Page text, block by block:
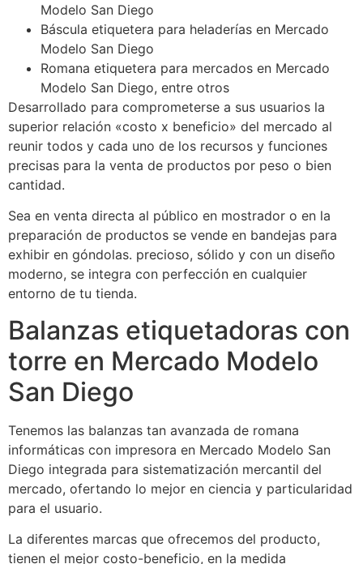
Modelo San Diego
Báscula etiquetera para heladerías en Mercado
Modelo San Diego
Romana etiquetera para mercados en Mercado
Modelo San Diego, entre otros
Desarrollado para comprometerse a sus usuarios la
superior relación «costo x beneficio» del mercado al
reunir todos y cada uno de los recursos y funciones
precisas para la venta de productos por peso o bien
cantidad.
Sea en venta directa al público en mostrador o en la
preparación de productos se vende en bandejas para
exhibir en góndolas. precioso, sólido y con un diseño
moderno, se integra con perfección en cualquier
entorno de tu tienda.
Balanzas etiquetadoras con
torre en Mercado Modelo
San Diego
Tenemos las balanzas tan avanzada de romana
informáticas con impresora en Mercado Modelo San
Diego integrada para sistematización mercantil del
mercado, ofertando lo mejor en ciencia y particularidad
para el usuario.
La diferentes marcas que ofrecemos del producto,
tienen el mejor costo-beneficio, en la medida